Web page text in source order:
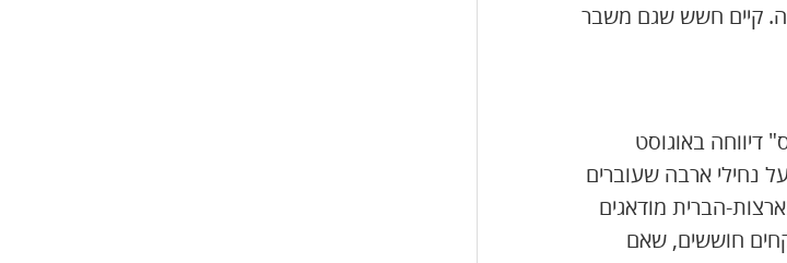
קיים חשש שגם משבר
דיווחה באוגוסט
נחילי ארבה שעוברים
הברית מודאגים
חוששים, שאם